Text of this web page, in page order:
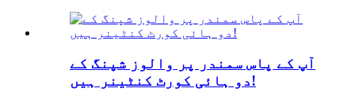
آپ کے پاس سمندر پر والوز شپنگ کے
دو ہائی کورٹ کنٹینر ہیں!